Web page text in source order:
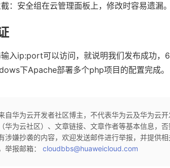
：安全组在云管理面板上，修改时容易遗漏。
入ip:port可以访问，就说明我们发布成功，
下Apache部署多个php项目的配置完成。
自华为云开发者社区博主，不代表华为云及华为云
华为云社区）、文章链接、文章作者等基本信息，
涉嫌抄袭的内容，欢迎发送邮件进行举报，并提供
举报邮箱：cloudbbs@huaweicloud.com